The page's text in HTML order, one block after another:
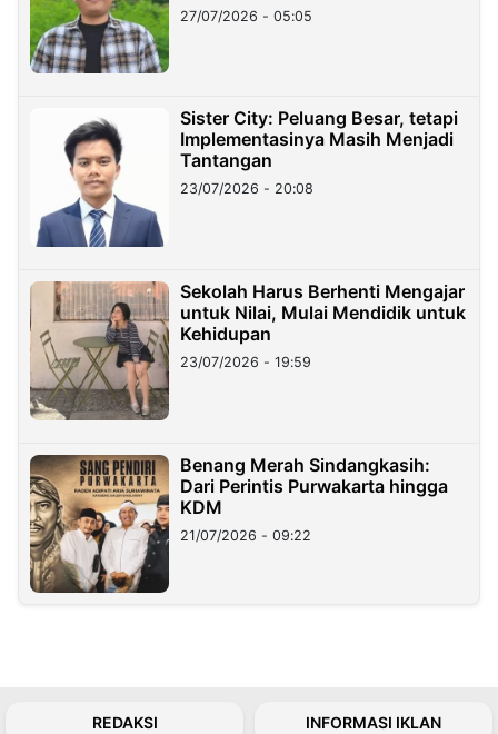
27/07/2026 - 05:05
Sister City: Peluang Besar, tetapi
Implementasinya Masih Menjadi
Tantangan
23/07/2026 - 20:08
Sekolah Harus Berhenti Mengajar
untuk Nilai, Mulai Mendidik untuk
Kehidupan
23/07/2026 - 19:59
Benang Merah Sindangkasih:
Dari Perintis Purwakarta hingga
KDM
21/07/2026 - 09:22
REDAKSI INFORMASI IKLAN